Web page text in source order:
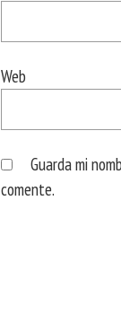
Web
Guarda mi
comente.